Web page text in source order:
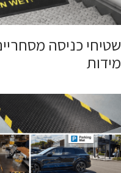
שטיחי כניסה
מידות